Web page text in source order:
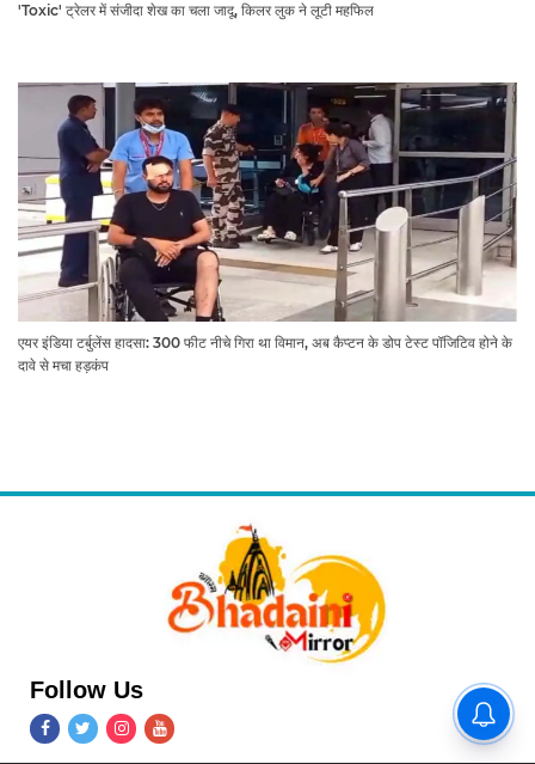
'Toxic' ट्रेलर में संजीदा शेख का चला जादू, किलर लुक ने लूटी महफिल
एयर इंडिया टर्बुलेंस हादसा: 300 फीट नीचे गिरा था विमान, अब कैप्टन के डोप टेस्ट पॉजिटिव होने के
दावे से मचा हड़कंप
Follow Us